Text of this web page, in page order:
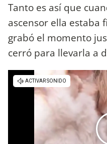
Tanto es así que
ascensor ella estaba
grabó el momento
cerró para llevarla a